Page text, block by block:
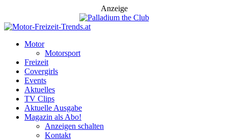
Anzeige
Motor
Motorsport
Freizeit
Covergirls
Events
Aktuelles
TV Clips
Aktuelle Ausgabe
Magazin als Abo!
Anzeigen schalten
Kontakt